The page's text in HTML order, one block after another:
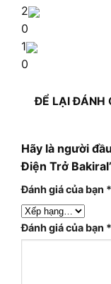
2
0
1
0
ĐỂ LẠI ĐÁNH
Hãy là người
Điện Trở
Đánh giá của bạn *
Đánh giá của bạn *